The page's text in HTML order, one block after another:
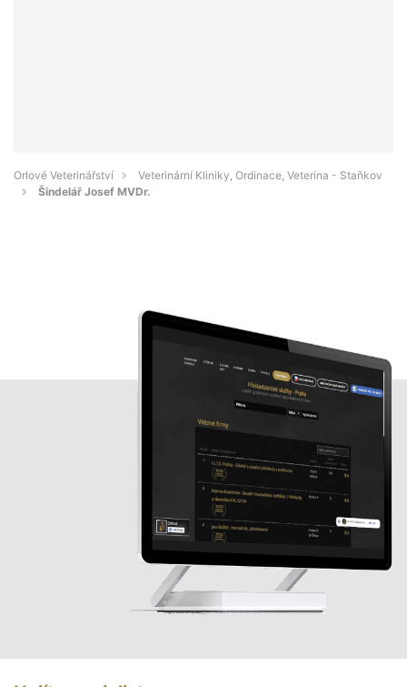
Orlové Veterinářství
Veterinární Kliniky, Ordinace, Veterina - Staňkov
Šindelář Josef MVDr.